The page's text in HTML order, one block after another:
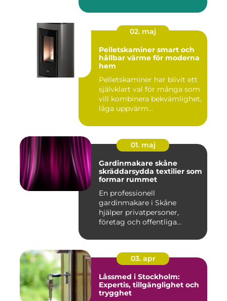
02. maj
Pelletskaminer smart och
hållbar värme för moderna
hem
Pelletskaminer har blivit ett
självklart val för många som
vill kombinera bekvämlighet,
låga uppvärm...
01. maj
Gardinmakare skåne
skräddarsydda textilier som
formar rummet
En professionell
gardinmakare i Skåne
hjälper privatpersoner,
företag och offentliga
03. apr
Låssmed i Stockholm:
Expertis, tillgänglighet och
trygghet